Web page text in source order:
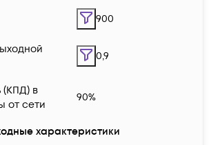
900
0,9
(КПД) в
от сети
90%
характеристики